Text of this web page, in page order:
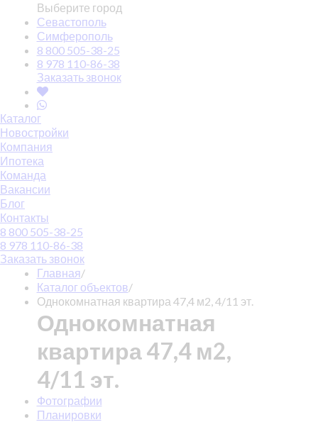
Выберите город
Севастополь
Симферополь
8 800 505-38-25
8 978 110-86-38
Заказать звонок
Каталог
Новостройки
Компания
Ипотека
Команда
Вакансии
Блог
Контакты
8 800 505-38-25
8 978 110-86-38
Заказать звонок
Главная/
Каталог объектов/
Однокомнатная квартира 47,4 м2, 4/11 эт.
Однокомнатная
квартира 47,4 м2,
4/11 эт.
Фотографии
Планировки